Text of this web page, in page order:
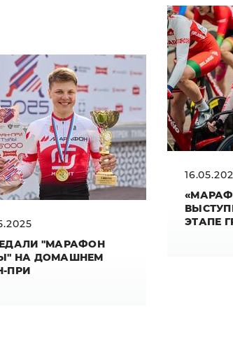
"МАРАФОН
НА ДОМАШНЕМ
ПРИ
ЭТАПЕ